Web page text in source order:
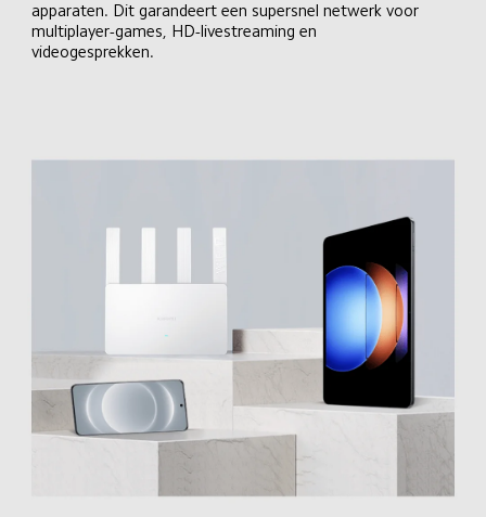
apparaten. Dit garandeert een supersnel netwerk voor
multiplayer-games, HD-livestreaming en
videogesprekken.